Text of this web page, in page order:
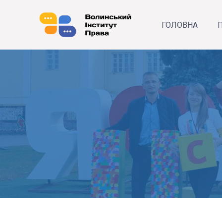
ГОЛОВНА